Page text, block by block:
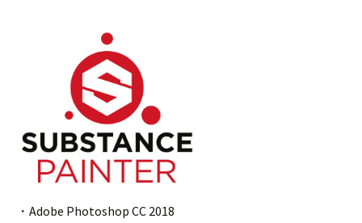
・Adobe Photoshop CC 2018